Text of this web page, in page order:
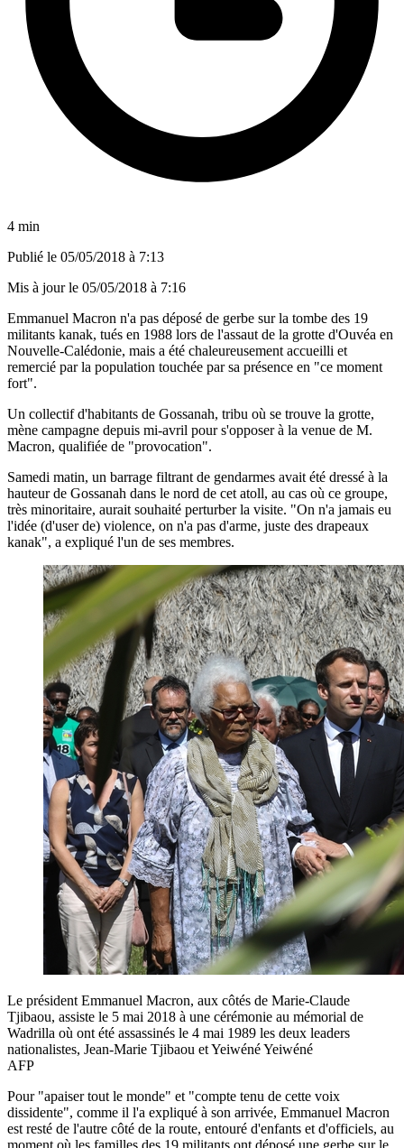
4 min
Publié le 05/05/2018 à 7:13
Mis à jour le 05/05/2018 à 7:16
Emmanuel Macron n'a pas déposé de gerbe sur la tombe des 19
militants kanak, tués en 1988 lors de l'assaut de la grotte d'Ouvéa en
Nouvelle-Calédonie, mais a été chaleureusement accueilli et
remercié par la population touchée par sa présence en "ce moment
fort".
Un collectif d'habitants de Gossanah, tribu où se trouve la grotte,
mène campagne depuis mi-avril pour s'opposer à la venue de M.
Macron, qualifiée de "provocation".
Samedi matin, un barrage filtrant de gendarmes avait été dressé à la
hauteur de Gossanah dans le nord de cet atoll, au cas où ce groupe,
très minoritaire, aurait souhaité perturber la visite. "On n'a jamais eu
l'idée (d'user de) violence, on n'a pas d'arme, juste des drapeaux
kanak", a expliqué l'un de ses membres.
Le président Emmanuel Macron, aux côtés de Marie-Claude
Tjibaou, assiste le 5 mai 2018 à une cérémonie au mémorial de
Wadrilla où ont été assassinés le 4 mai 1989 les deux leaders
nationalistes, Jean-Marie Tjibaou et Yeiwéné Yeiwéné
AFP
Pour "apaiser tout le monde" et "compte tenu de cette voix
dissidente", comme il l'a expliqué à son arrivée, Emmanuel Macron
est resté de l'autre côté de la route, entouré d'enfants et d'officiels, au
moment où les familles des 19 militants ont déposé une gerbe sur le